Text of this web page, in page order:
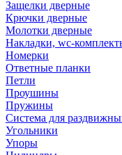
Защелки дверные
Крючки дверные
Молотки дверные
Накладки, wc-
Номерки
Ответные планки
Петли
Проушины
Пружины
Система для
Угольники
Упоры